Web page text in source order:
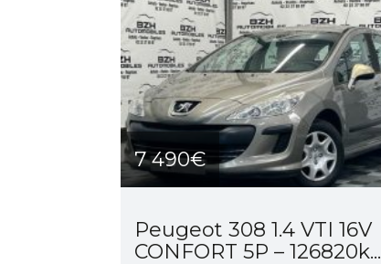
7 490€
Peugeot 308 1.4 VTI 16V
CONFORT 5P – 126820k...